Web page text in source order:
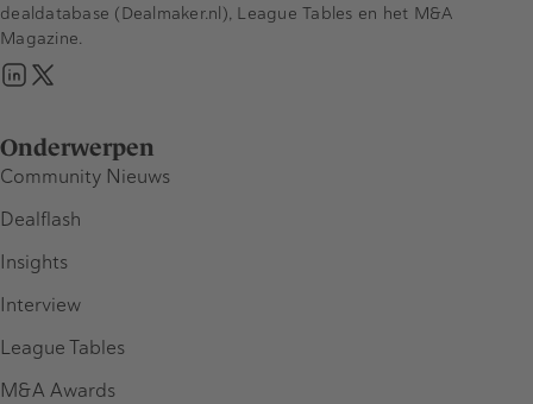
Onderwerpen
Community Nieuws
Dealflash
Insights
Interview
League Tables
M&A Awards
dealdatabase (Dealmaker.nl), League Tables en het M&A
Magazine.